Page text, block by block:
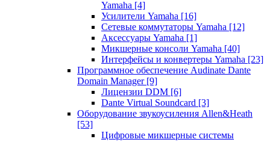
Yamaha [4]
Усилители Yamaha [16]
Сетевые коммутаторы Yamaha [12]
Аксессуары Yamaha [1]
Микшерные консоли Yamaha [40]
Интерфейсы и конвертеры Yamaha [23]
Программное обеспечение Audinate Dante
Domain Manager [9]
Лицензии DDM [6]
Dante Virtual Soundcard [3]
Оборудование звукоусиления Allen&Heath
[53]
Цифровые микшерные системы